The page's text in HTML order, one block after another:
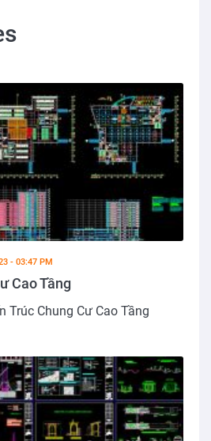
- 03:47 PM
Cao Tầng
Trúc Chung Cư Cao Tầng